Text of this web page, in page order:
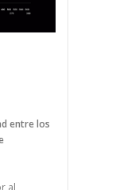
entre los
al